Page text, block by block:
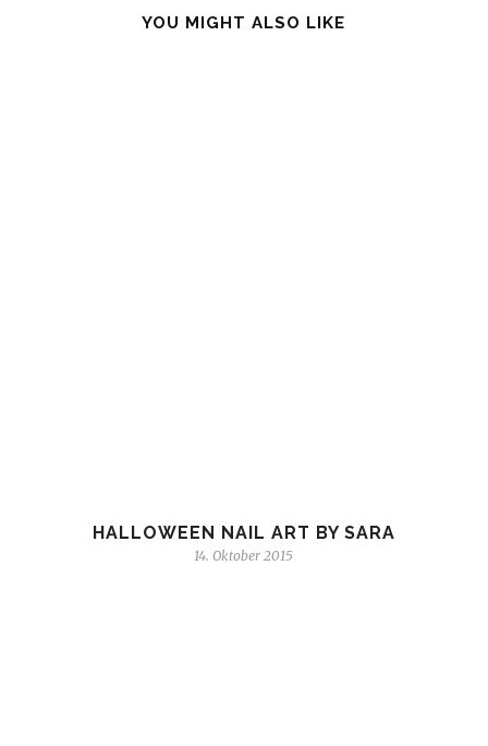
YOU MIGHT ALSO LIKE
HALLOWEEN NAIL ART BY SARA
14. Oktober 2015